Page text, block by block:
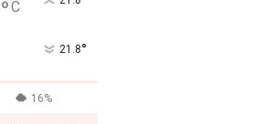
°C
21.8°
16%